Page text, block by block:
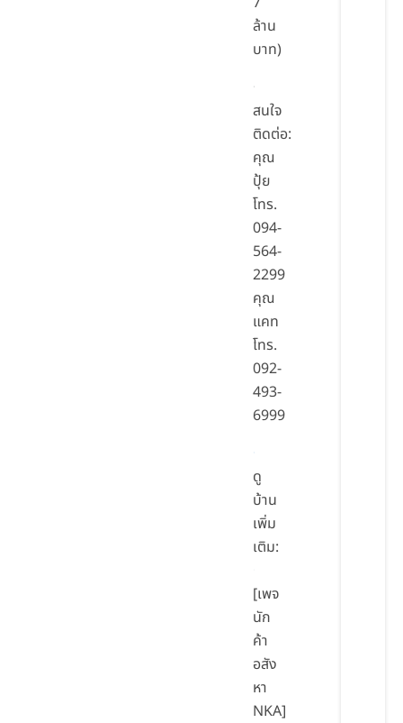
ล้าน
บาท)
สนใจ
ติดต่อ:
คุณ
ปุ้ย
โทร.
094-
564-
2299
คุณ
แคท
โทร.
092-
493-
6999
ดู
บ้าน
เพิ่ม
เติม:
[เพจ
นัก
ค้า
อสัง
หา
NKA]